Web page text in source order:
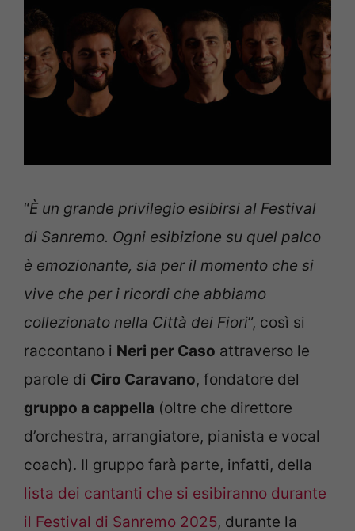
“È un grande privilegio esibirsi al Festival
di Sanremo. Ogni esibizione su quel palco
è emozionante, sia per il momento che si
vive che per i ricordi che abbiamo
collezionato nella Città dei Fiori”, così si
raccontano i Neri per Caso attraverso le
parole di Ciro Caravano, fondatore del
gruppo a cappella (oltre che direttore
d’orchestra, arrangiatore, pianista e vocal
coach). Il gruppo farà parte, infatti, della
lista dei cantanti che si esibiranno durante
il Festival di Sanremo 2025, durante la